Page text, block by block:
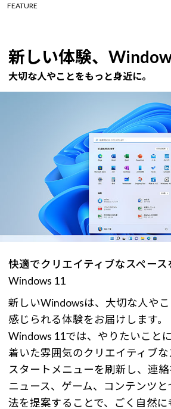
FEATURE
新しい体験、
大切な人やことをもっと身近に。
快適でクリエイティブなスペース
Windows 11
新しいWindowsは、大切な人や
感じられる体験をお届けします。
Windows 11では、やりたいこと
着いた雰囲気のクリエイティブな
スタートメニューを刷新し、連
ニュース、ゲーム、コンテンツ
法を提案することで、ごく自然に